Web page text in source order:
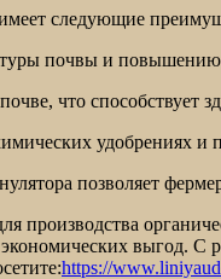
следующие
почвы и
что способствует
удобрениях и
позволяет
выгод. С
https://